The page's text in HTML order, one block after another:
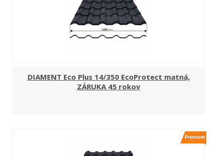
DIAMENT Eco Plus 14/350 EcoProtect matná,
ZÁRUKA 45 rokov